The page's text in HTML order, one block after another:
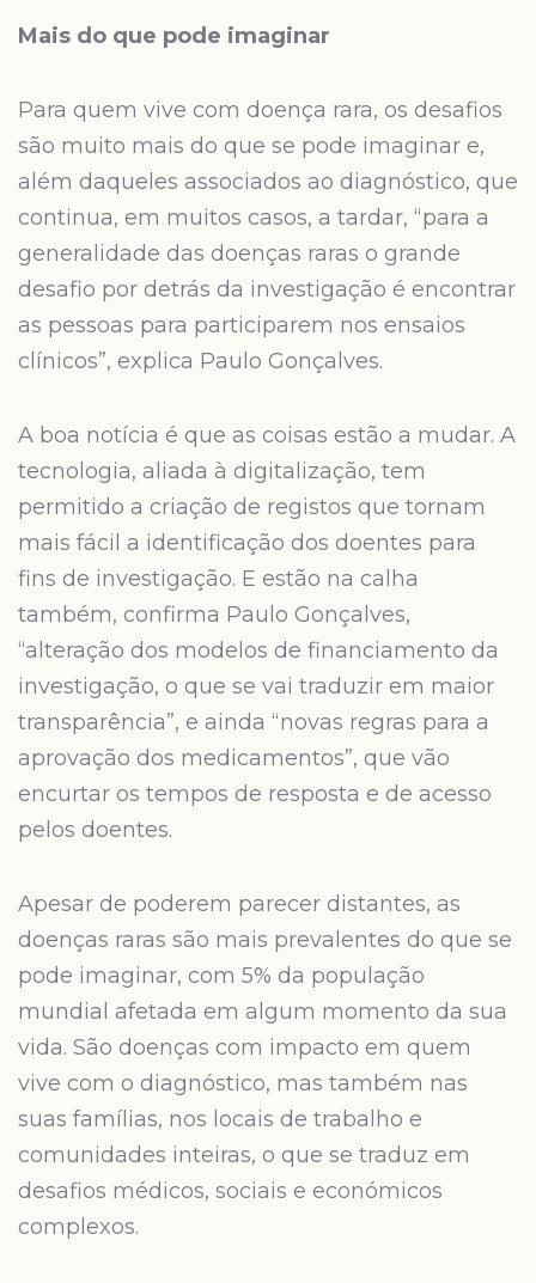
Mais do que pode imaginar
Para quem vive com doença rara, os desafios
são muito mais do que se pode imaginar e,
além daqueles associados ao diagnóstico, que
continua, em muitos casos, a tardar, “para a
generalidade das doenças raras o grande
desafio por detrás da investigação é encontrar
as pessoas para participarem nos ensaios
clínicos”, explica Paulo Gonçalves.
A boa notícia é que as coisas estão a mudar. A
tecnologia, aliada à digitalização, tem
permitido a criação de registos que tornam
mais fácil a identificação dos doentes para
fins de investigação. E estão na calha
também, confirma Paulo Gonçalves,
“alteração dos modelos de financiamento da
investigação, o que se vai traduzir em maior
transparência”, e ainda “novas regras para a
aprovação dos medicamentos”, que vão
encurtar os tempos de resposta e de acesso
pelos doentes.
Apesar de poderem parecer distantes, as
doenças raras são mais prevalentes do que se
pode imaginar, com 5% da população
mundial afetada em algum momento da sua
vida. São doenças com impacto em quem
vive com o diagnóstico, mas também nas
suas famílias, nos locais de trabalho e
comunidades inteiras, o que se traduz em
desafios médicos, sociais e económicos
complexos.